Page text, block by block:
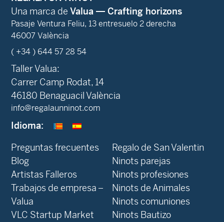
Una marca de Valua — Crafting horizons
Pasaje Ventura Feliu, 13 entresuelo 2 derecha
46007 València
( +34 ) 644 57 28 54
Taller Valua:
Carrer Camp Rodat, 14
46180 Benaguacil València
info@regalaunninot.com
Idioma:
Preguntas frecuentes
Blog
Artistas Falleros
Trabajos de empresa –
Valua
VLC Startup Market
Regalo de San Valentin
Ninots parejas
Ninots profesiones
Ninots de Animales
Ninots comuniones
Ninots Bautizo